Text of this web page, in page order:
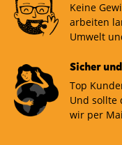
Keine
arbeiten
Umwelt
Sicher
Top
Und sollte
wir per